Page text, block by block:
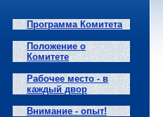
Программа Комитета
Положение о
Комитете
Рабочее место - в
каждый двор
Внимание - опыт!